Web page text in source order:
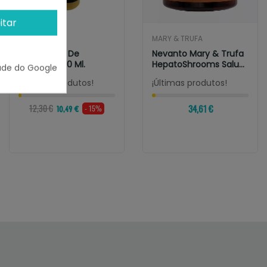
LENDA
Lenda Óleo De
Sardinha 250 Ml.
¡Últimas produtos!
12,30 € 10,49 € - 15%
MARY & TRUFA
Nevanto Mary & Trufa
HepatoShrooms Salud
Hepática
¡Últimas produtos!
34,61 €
do Google